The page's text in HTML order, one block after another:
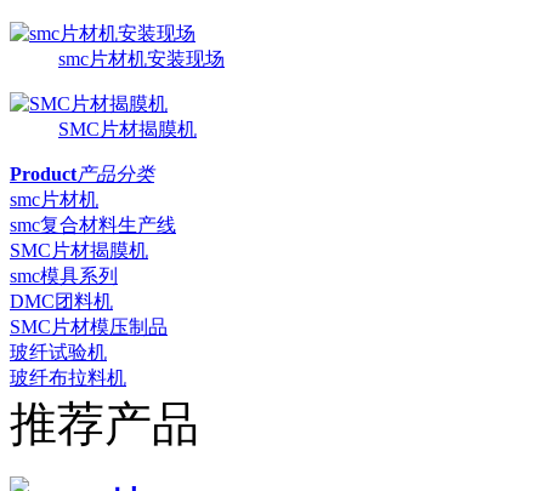
smc片材机安装现场
SMC片材揭膜机
Product产品分类
smc片材机
smc复合材料生产线
SMC片材揭膜机
smc模具系列
DMC团料机
SMC片材模压制品
玻纤试验机
玻纤布拉料机
推荐产品